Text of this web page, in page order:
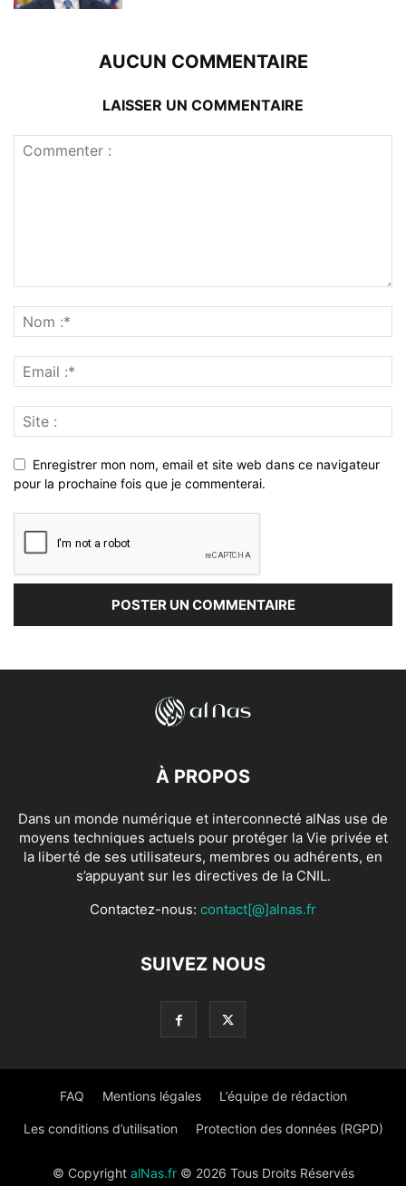
AUCUN COMMENTAIRE
LAISSER UN COMMENTAIRE
Enregistrer mon nom, email et site web dans ce navigateur
pour la prochaine fois que je commenterai.
À PROPOS
Dans un monde numérique et interconnecté alNas use de
moyens techniques actuels pour protéger la Vie privée et
la liberté de ses utilisateurs, membres ou adhérents, en
s’appuyant sur les directives de la CNIL.
Contactez-nous: contact[@]alnas.fr
SUIVEZ NOUS
FAQ Mentions légales L’équipe de rédaction
Les conditions d’utilisation Protection des données (RGPD)
© Copyright alNas.fr© 2026 Tous Droits Réservés